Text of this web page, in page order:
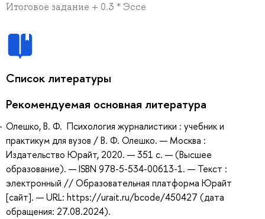
Итоговое задание + 0.3 * Эссе
Список литературы
Рекомендуемая основная литература
Олешко, В. Ф. Психология журналистики : учебник и
практикум для вузов / В. Ф. Олешко. — Москва :
Издательство Юрайт, 2020. — 351 с. — (Высшее
образование). — ISBN 978-5-534-00613-1. — Текст :
электронный // Образовательная платформа Юрайт
[сайт]. — URL: https://urait.ru/bcode/450427 (дата
обращения: 27.08.2024).